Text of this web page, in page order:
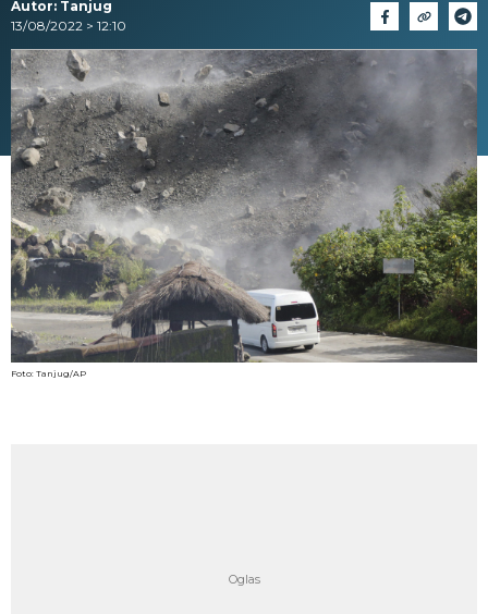
Autor: Tanjug
13/08/2022 > 12:10
Foto: Tanjug/AP